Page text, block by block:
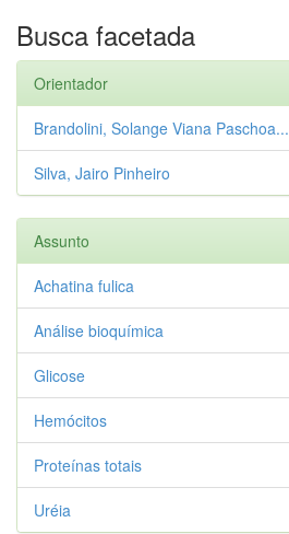
Busca facetada
Orientador
Brandolini, Solange Viana Paschoa...
Silva, Jairo Pinheiro
Assunto
Achatina fulica
Análise bioquímica
Glicose
Hemócitos
Proteínas totais
Uréia